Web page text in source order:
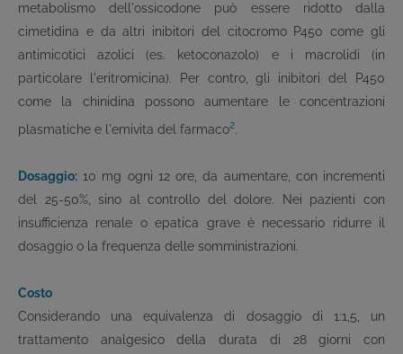
metabolismo dell'ossicodone può essere ridotto dalla
cimetidina e da altri inibitori del citocromo P450 come gli
antimicotici azolici (es. ketoconazolo) e i macrolidi (in
particolare l'eritromicina). Per contro, gli inibitori del P450
come la chinidina possono aumentare le concentrazioni
plasmatiche e l'emivita del farmaco2.
Dosaggio: 10 mg ogni 12 ore, da aumentare, con incrementi
del 25-50%, sino al controllo del dolore. Nei pazienti con
insufficienza renale o epatica grave è necessario ridurre il
dosaggio o la frequenza delle somministrazioni.
Costo
Considerando una equivalenza di dosaggio di 1:1,5, un
trattamento analgesico della durata di 28 giorni con